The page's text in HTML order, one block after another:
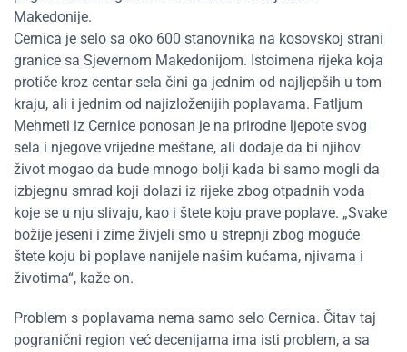
Makedonije.
Cernica je selo sa oko 600 stanovnika na kosovskoj strani
granice sa Sjevernom Makedonijom. Istoimena rijeka koja
protiče kroz centar sela čini ga jednim od najljepših u tom
kraju, ali i jednim od najizloženijih poplavama. Fatljum
Mehmeti iz Cernice ponosan je na prirodne ljepote svog
sela i njegove vrijedne meštane, ali dodaje da bi njihov
život mogao da bude mnogo bolji kada bi samo mogli da
izbjegnu smrad koji dolazi iz rijeke zbog otpadnih voda
koje se u nju slivaju, kao i štete koju prave poplave. „Svake
božije jeseni i zime živjeli smo u strepnji zbog moguće
štete koju bi poplave nanijele našim kućama, njivama i
životima“, kaže on.
Problem s poplavama nema samo selo Cernica. Čitav taj
pogranični region već decenijama ima isti problem, a sa